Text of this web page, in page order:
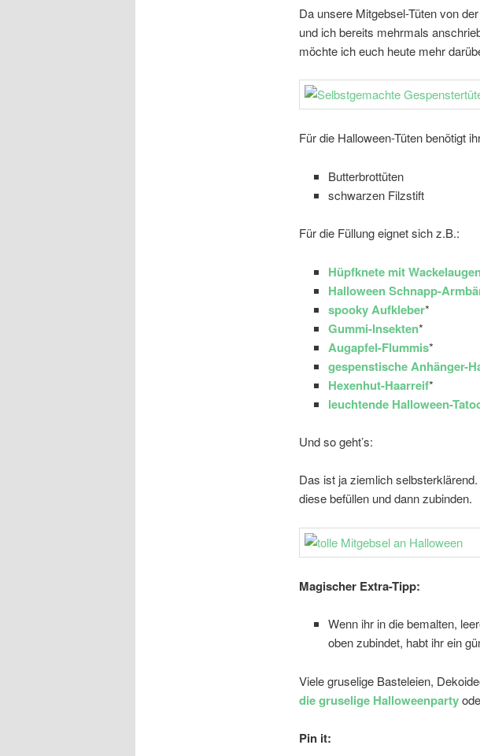
Da unsere Mitgebsel-Tüten von der
und ich bereits mehrmals
möchte ich euch heute mehr
Für die Halloween-Tüten benötigt
Butterbrottüten
schwarzen Filzstift
Für die Füllung eignet sich z.B.:
Hüpfknete mit
Halloween Schnapp-
spooky Aufkleber*
Gummi-Insekten*
Augapfel-Flummis*
gespenstische Anhänger-
Hexenhut-Haarreif*
leuchtende Halloween-
Und so geht’s:
Das ist ja ziemlich
diese befüllen und dann zubinden.
Magischer Extra-Tipp:
Wenn ihr in die bemalten,
oben zubindet, habt ihr ein
Viele gruselige Basteleien,
die gruselige Halloweenparty
Pin it: